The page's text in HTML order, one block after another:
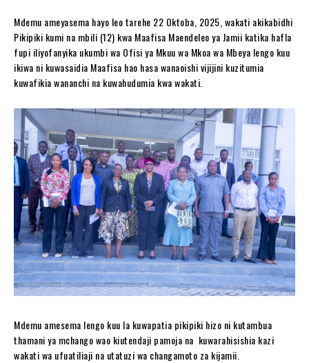
Mdemu ameyasema hayo leo tarehe 22 Oktoba, 2025, wakati akikabidhi
Pikipiki kumi na mbili (12) kwa Maafisa Maendeleo ya Jamii katika hafla
fupi iliyofanyika ukumbi wa Ofisi ya Mkuu wa Mkoa wa Mbeya lengo kuu
ikiwa ni kuwasaidia Maafisa hao hasa wanaoishi vijijini kuzitumia
kuwafikia wananchi na kuwahudumia kwa wakati.
Mdemu amesema lengo kuu la kuwapatia pikipiki hizo ni kutambua
thamani ya mchango wao kiutendaji pamoja na kuwarahisishia kazi
wakati wa ufuatiliaji na utatuzi wa changamoto za kijamii.